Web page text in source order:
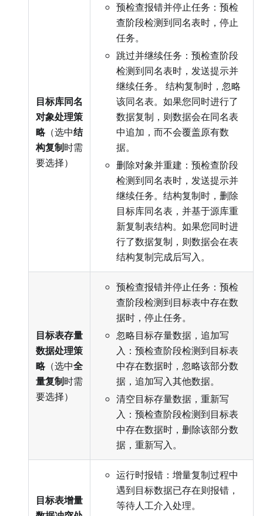
目标库同名
对象处理策
略（选中结
构复制时需
要选择）
预检查报错并停止任务：预检
查阶段检测到同名表时，停止
任务。
跳过并继续任务：预检查阶段
检测到同名表时，发送提示并
继续任务。 结构复制时，忽略
该同名表。如果您同时进行了
数据复制，则数据会在同名表
中追加，而不会覆盖原有数
据。
删除对象并重建：预检查阶段
检测到同名表时，发送提示并
继续任务。结构复制时，删除
目标库同名表，并基于源库重
新复制表结构。如果您同时进
行了数据复制，则数据会在表
结构复制完成后写入。
目标表存量
数据处理策
略（选中全
量复制时需
要选择）
预检查报错并停止任务：预检
查阶段检测到目标表中存在数
据时，停止任务。
忽略目标存量数据，追加写
入：预检查阶段检测到目标表
中存在数据时，忽略该部分数
据，追加写入其他数据。
清空目标存量数据，重新写
入：预检查阶段检测到目标表
中存在数据时，删除该部分数
据，重新写入。
目标表增量
运行时报错：增量复制过程中
遇到目标数据已存在则报错，
等待人工介入处理。